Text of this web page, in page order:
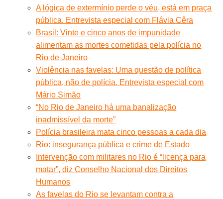
A lógica de extermínio perde o véu, está em praça
pública. Entrevista especial com Flávia Cêra
Brasil: Vinte e cinco anos de impunidade
alimentam as mortes cometidas pela polícia no
Rio de Janeiro
Violência nas favelas: Uma questão de política
pública, não de polícia. Entrevista especial com
Mário Simão
“No Rio de Janeiro há uma banalização
inadmissível da morte”
Polícia brasileira mata cinco pessoas a cada dia
Rio: insegurança pública e crime de Estado
Intervenção com militares no Rio é “licença para
matar”, diz Conselho Nacional dos Direitos
Humanos
As favelas do Rio se levantam contra a